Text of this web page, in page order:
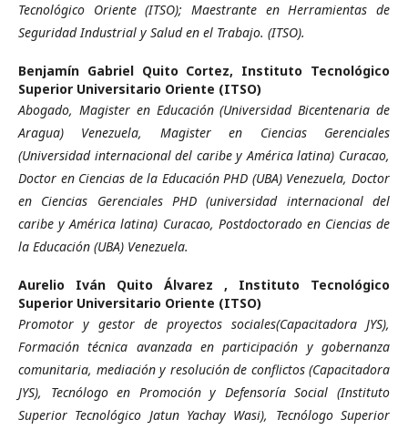
Tecnológico Oriente (ITSO); Maestrante en Herramientas de
Seguridad Industrial y Salud en el Trabajo. (ITSO).
Benjamín Gabriel Quito Cortez, Instituto Tecnológico
Superior Universitario Oriente (ITSO)
Abogado, Magister en Educación (Universidad Bicentenaria de
Aragua) Venezuela, Magister en Ciencias Gerenciales
(Universidad internacional del caribe y América latina) Curacao,
Doctor en Ciencias de la Educación PHD (UBA) Venezuela, Doctor
en Ciencias Gerenciales PHD (universidad internacional del
caribe y América latina) Curacao, Postdoctorado en Ciencias de
la Educación (UBA) Venezuela.
Aurelio Iván Quito Álvarez , Instituto Tecnológico
Superior Universitario Oriente (ITSO)
Promotor y gestor de proyectos sociales(Capacitadora JYS),
Formación técnica avanzada en participación y gobernanza
comunitaria, mediación y resolución de conflictos (Capacitadora
JYS), Tecnólogo en Promoción y Defensoría Social (Instituto
Superior Tecnológico Jatun Yachay Wasi), Tecnólogo Superior